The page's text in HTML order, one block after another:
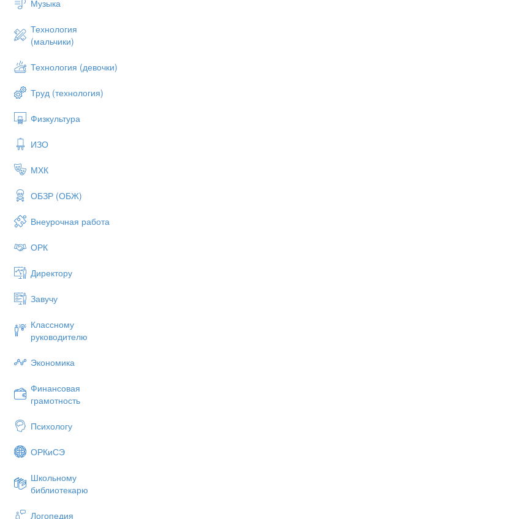
Музыка
Технология
(мальчики)
Технология (девочки)
Труд (технология)
Физкультура
ИЗО
МХК
ОБЗР (ОБЖ)
Внеурочная работа
ОРК
Директору
Завучу
Классному
руководителю
Экономика
Финансовая
грамотность
Психологу
ОРКиСЭ
Школьному
библиотекарю
Логопедия